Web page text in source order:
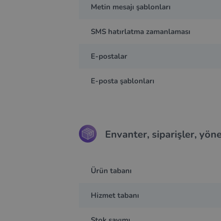
Metin mesajı şablonları
SMS hatırlatma zamanlaması
E-postalar
E-posta şablonları
Envanter, siparişler,
Ürün tabanı
Hizmet tabanı